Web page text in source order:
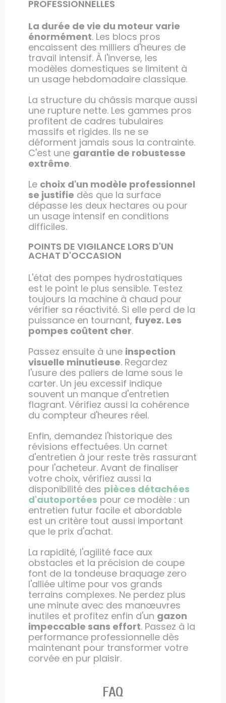
PROFESSIONNELLES
La durée de vie du moteur varie
énormément. Les blocs pros
encaissent des milliers d'heures de
travail intensif. À l'inverse, les
modèles domestiques se limitent à
un usage hebdomadaire classique.
La structure du châssis marque aussi
une rupture nette. Les gammes pros
profitent de cadres tubulaires
massifs et rigides. Ils ne se
déforment jamais sous la contrainte.
C'est une garantie de robustesse
extrême.
Le choix d'un modèle professionnel
se justifie dès que la surface
dépasse les deux hectares ou pour
un usage intensif en conditions
difficiles.
POINTS DE VIGILANCE LORS D'UN
ACHAT D'OCCASION
L'état des pompes hydrostatiques
est le point le plus sensible. Testez
toujours la machine à chaud pour
vérifier sa réactivité. Si elle perd de la
puissance en tournant, fuyez. Les
pompes coûtent cher.
Passez ensuite à une inspection
visuelle minutieuse. Regardez
l'usure des paliers de lame sous le
carter. Un jeu excessif indique
souvent un manque d'entretien
flagrant. Vérifiez aussi la cohérence
du compteur d'heures réel.
Enfin, demandez l'historique des
révisions effectuées. Un carnet
d'entretien à jour reste très rassurant
pour l'acheteur. Avant de finaliser
votre choix, vérifiez aussi la
disponibilité des pièces détachées
d'autoportées pour ce modèle : un
entretien futur facile et abordable
est un critère tout aussi important
que le prix d'achat.
La rapidité, l'agilité face aux
obstacles et la précision de coupe
font de la tondeuse braquage zero
l'alliée ultime pour vos grands
terrains complexes. Ne perdez plus
une minute avec des manœuvres
inutiles et profitez enfin d'un gazon
impeccable sans effort. Passez à la
performance professionnelle dès
maintenant pour transformer votre
corvée en pur plaisir.
FAQ